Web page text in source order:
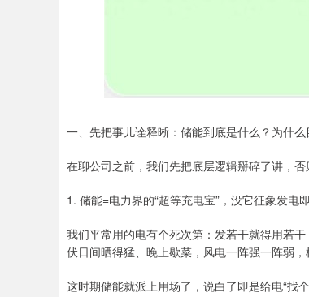
一、先把事儿诠释晰：储能到底是什么？为什么
在聊公司之前，我们先把底层逻辑掰碎了讲，否
1. 储能=电力界的“超等充电宝”，没它征象发电
我们平常用的电有个死次第：发若干就得用若
伏日间晒得猛、晚上歇菜，风电一阵强一阵弱，
这时期储能就派上用场了，说白了即是给电“找个